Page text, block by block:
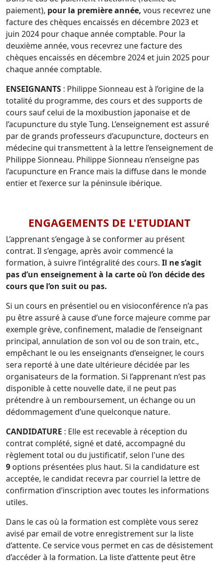
paiement), pour la première année, vous recevrez une
facture des chèques encaissés en décembre 2023 et
juin 2024 pour chaque année comptable. Pour la
deuxième année, vous recevrez une facture des
chèques encaissés en décembre 2024 et juin 2025 pour
chaque année comptable.
ENSEIGNANTS : Philippe Sionneau est à l’origine de la
totalité du programme, des cours et des supports de
cours sauf celui de la moxibustion japonaise et de
l’acupuncture du style Tung. L’enseignement est assuré
par de grands professeurs d’acupuncture, docteurs en
médecine qui transmettent à la lettre l’enseignement de
Philippe Sionneau. Philippe Sionneau n’enseigne pas
l’acupuncture en France mais la diffuse dans le monde
entier et l’exerce sur la péninsule ibérique.
ENGAGEMENTS DE L'ETUDIANT
L’apprenant s’engage à se conformer au présent
contrat. Il s’engage, après avoir commencé la
formation, à suivre l’intégralité des cours. Il ne s’agit
pas d’un enseignement à la carte où l’on décide des
cours que l’on suit ou pas.
Si un cours en présentiel ou en visioconférence n’a pas
pu être assuré à cause d’une force majeure comme par
exemple grève, confinement, maladie de l’enseignant
principal, annulation de son vol ou de son train, etc.,
empêchant le ou les enseignants d’enseigner, le cours
sera reporté à une date ultérieure décidée par les
organisateurs de la formation. Si l’apprenant n’est pas
disponible à cette nouvelle date, il ne peut pas
prétendre à un remboursement, un échange ou un
dédommagement d’une quelconque nature.
CANDIDATURE : Elle est recevable à réception du
contrat complété, signé et daté, accompagné du
règlement total ou du justificatif, selon l'une des
9 options présentées plus haut. Si la candidature est
acceptée, le candidat recevra par courriel la lettre de
confirmation d’inscription avec toutes les informations
utiles.
Dans le cas où la formation est complète vous serez
avisé par email de votre enregistrement sur la liste
d’attente. Ce service vous permet en cas de désistement
d’accéder à la formation. La liste d’attente peut être